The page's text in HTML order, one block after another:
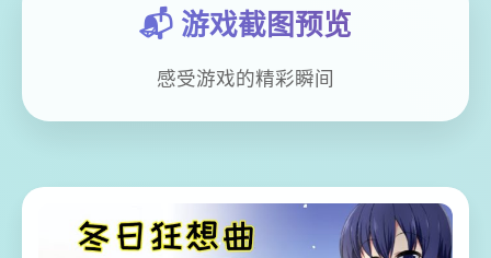
📬 游戏截图预览
感受游戏的精彩瞬间